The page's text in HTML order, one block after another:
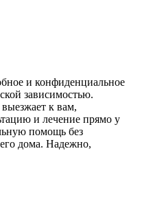
и конфиденциальное
зависимостью.
к вам,
и лечение прямо у
помощь без
дома. Надежно,